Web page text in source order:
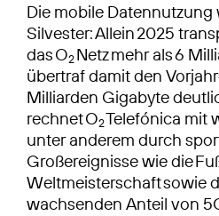
Die mobile
Silvester: Allein 2025
das O2Netz mehr als 6
übertraf damit den
Milliarden Gigabyte
rechnet O2Telefónica mit
unter anderem durch
Großereignisse wie die
Weltmeisterschaft sowie
wachsenden Anteil von